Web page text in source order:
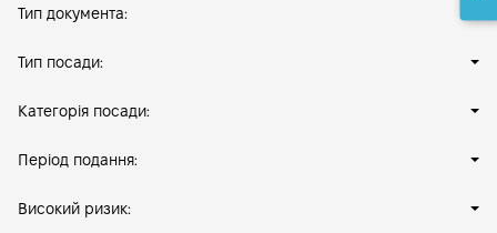
Тип документа:
Тип посади:
Категорія посади:
Період подання:
Високий ризик: